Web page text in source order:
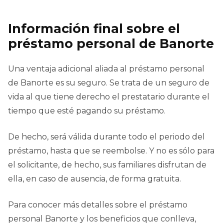
Información final sobre el
préstamo personal de Banorte
Una ventaja adicional aliada al préstamo personal
de Banorte es su seguro. Se trata de un seguro de
vida al que tiene derecho el prestatario durante el
tiempo que esté pagando su préstamo.
De hecho, será válida durante todo el periodo del
préstamo, hasta que se reembolse. Y no es sólo para
el solicitante, de hecho, sus familiares disfrutan de
ella, en caso de ausencia, de forma gratuita.
Para conocer más detalles sobre el préstamo
personal Banorte y los beneficios que conlleva,